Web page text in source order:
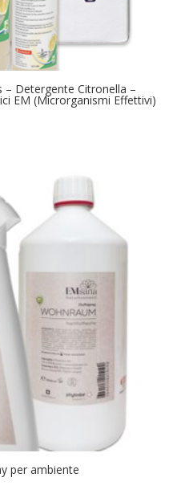
– Detergente Citronella –
EM (Microrganismi Effettivi)
8.00
117.00
per ambiente